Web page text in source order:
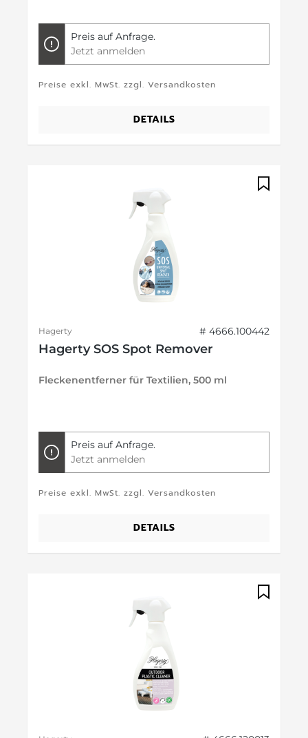
Preis auf Anfrage.
Jetzt anmelden
Preise exkl. MwSt. zzgl. Versandkosten
DETAILS
Hagerty # 4666.100442
Hagerty SOS Spot Remover
Fleckenentferner für Textilien, 500 ml
Preis auf Anfrage.
Jetzt anmelden
Preise exkl. MwSt. zzgl. Versandkosten
DETAILS